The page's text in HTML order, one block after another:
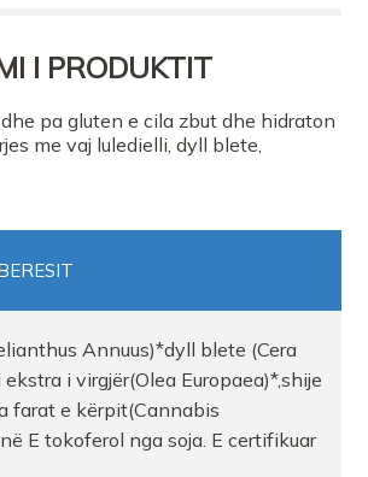
I PRODUKTIT
pa gluten e cila zbut dhe hidraton
me vaj luledielli, dyll blete,
Annuus)*dyll blete (Cera
i virgjër(Olea Europaea)*,shije
farat e kërpit(Cannabis
E tokoferol nga soja. E certifikuar